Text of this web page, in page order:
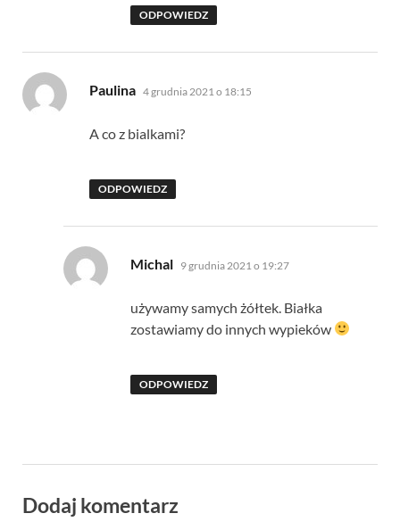
ODPOWIEDZ
Paulina pisze:
4 grudnia 2021 o 18:15
A co z bialkami?
ODPOWIEDZ
Michal pisze:
9 grudnia 2021 o 19:27
używamy samych żółtek. Białka
zostawiamy do innych wypieków
ODPOWIEDZ
Dodaj komentarz